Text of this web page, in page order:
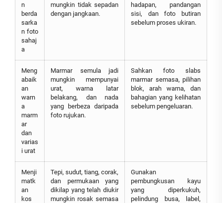
n
berda
sarka
n foto
sahaj
a
mungkin tidak sepadan
dengan jangkaan.
hadapan, pandangan
sisi, dan foto butiran
sebelum proses ukiran.
Meng
abaik
an
warn
a
marm
ar
dan
varias
i urat
Marmar semula jadi
mungkin mempunyai
urat, warna latar
belakang, dan nada
yang berbeza daripada
foto rujukan.
Sahkan foto slabs
marmar semasa, pilihan
blok, arah warna, dan
bahagian yang kelihatan
sebelum pengeluaran.
Menji
matk
an
kos
Tepi, sudut, tiang, corak,
dan permukaan yang
dikilap yang telah diukir
mungkin rosak semasa
Gunakan
pembungkusan kayu
yang diperkukuh,
pelindung busa, label,